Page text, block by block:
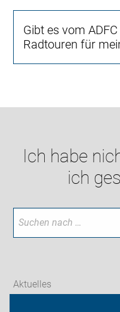
Gibt es vom
Radtouren für
Ich habe
ich
Aktuelles